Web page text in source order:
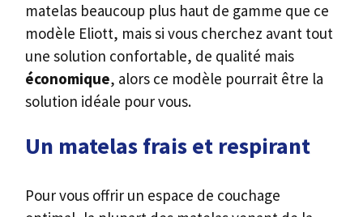
matelas beaucoup plus haut de gamme que ce
modèle Eliott, mais si vous cherchez avant tout
une solution confortable, de qualité mais
économique, alors ce modèle pourrait être la
solution idéale pour vous.
Un matelas frais et respirant
Pour vous offrir un espace de couchage